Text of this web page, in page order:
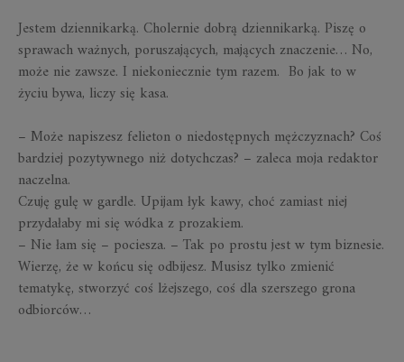
Jestem dziennikarką. Cholernie dobrą dziennikarką. Piszę o
sprawach ważnych, poruszających, mających znaczenie… No,
może nie zawsze. I niekoniecznie tym razem. Bo jak to w
życiu bywa, liczy się kasa.
– Może napiszesz felieton o niedostępnych mężczyznach? Coś
bardziej pozytywnego niż dotychczas? – zaleca moja redaktor
naczelna.
Czuję gulę w gardle. Upijam łyk kawy, choć zamiast niej
przydałaby mi się wódka z prozakiem.
– Nie łam się – pociesza. – Tak po prostu jest w tym biznesie.
Wierzę, że w końcu się odbijesz. Musisz tylko zmienić
tematykę, stworzyć coś lżejszego, coś dla szerszego grona
odbiorców…